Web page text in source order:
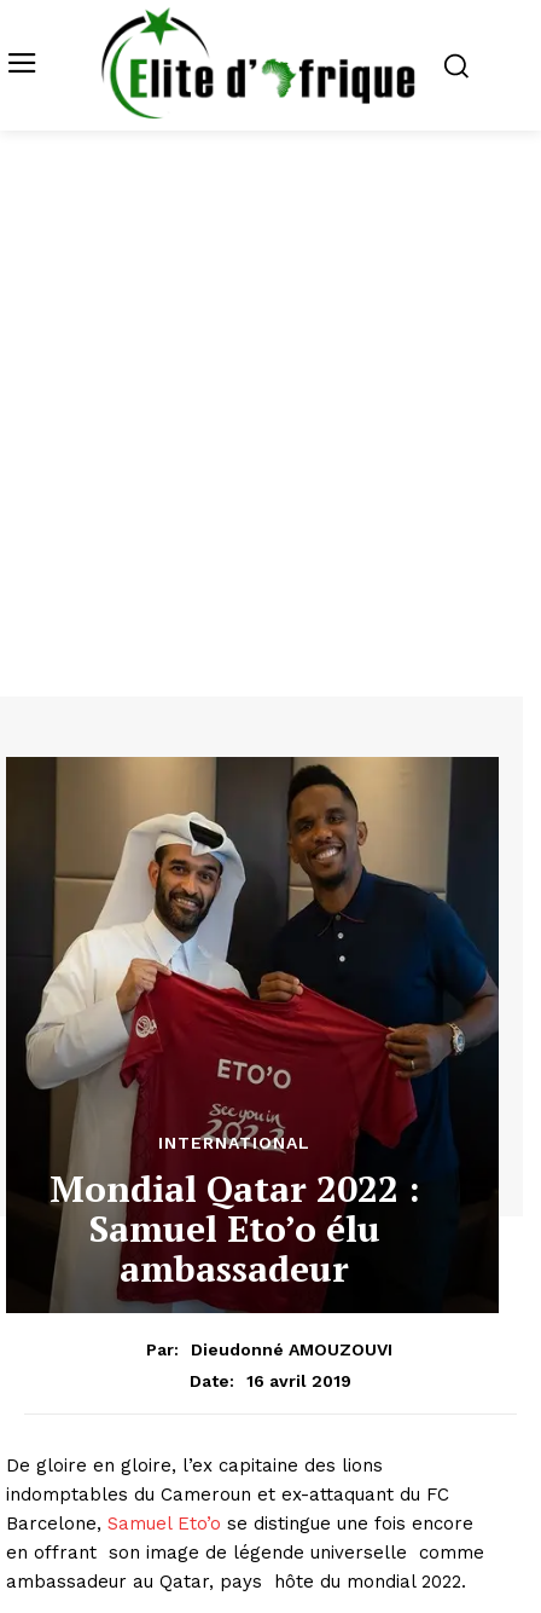
INTERNATIONAL
Mondial Qatar 2022 :
Samuel Eto’o élu
ambassadeur
Par:
Dieudonné AMOUZOUVI
Date:
16 avril 2019
De gloire en gloire, l’ex capitaine des lions
indomptables du Cameroun et ex-attaquant du FC
Barcelone, Samuel Eto’o se distingue une fois encore
en offrant son image de légende universelle comme
ambassadeur au Qatar, pays hôte du mondial 2022.